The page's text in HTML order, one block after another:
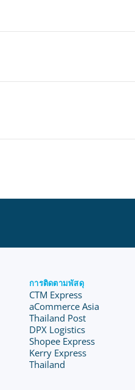
การติดตามพัสดุ
CTM Express
aCommerce Asia
Thailand Post
DPX Logistics
Shopee Express
Kerry Express
Thailand